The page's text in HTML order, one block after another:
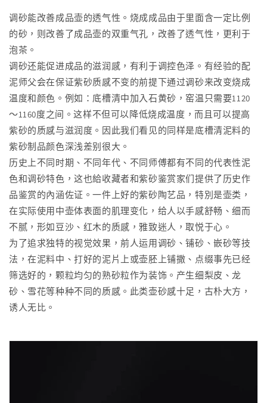
调砂能改善成品壶的透气性。烧成成品由于里面含一定比例
的砂，则改善了成品壶的双重气孔，改善了透气性，更利于
泡茶。
调砂还能促进成品的滋润感，有利于调控色泽。有经验的配
泥师父会在保证紫砂质感不变的前提下通过调砂来改变烧成
温度和颜色。例如：底槽清中加入石黄砂，窑温只需要1120
～1160度之间。这样不但可以降低烧成温度，而且可以提高
紫砂的质感与滋润度。因此我们看见的同样是底槽清泥料的
紫砂制品颜色深浅差别很大。
历史上不同时期、不同年代、不同师傅都有不同的代表性泥
色和调砂特色，这也給收藏者和紫砂鉴赏家们提供了历史作
品鉴赏的內涵佐证。一件上好的紫砂陶艺品，特別是壶类，
在实际使用中壶体表面的肌理变化，给人以手感舒畅、细而
不腻，形如豆沙、红木的质感，雅致迷人，取悦于心。
为了追求独特的视觉效果，前人运用调砂、铺砂、嵌砂等技
法，在泥料中、打好的泥片上或壶胚上铺撒、点缀事先已经
筛选好的，颗粒均匀的熟砂粒作为装饰。产生细梨皮、龙
砂、雪花等种种不同的质感。此类壶砂感十足，古朴大方，
诱人无比。